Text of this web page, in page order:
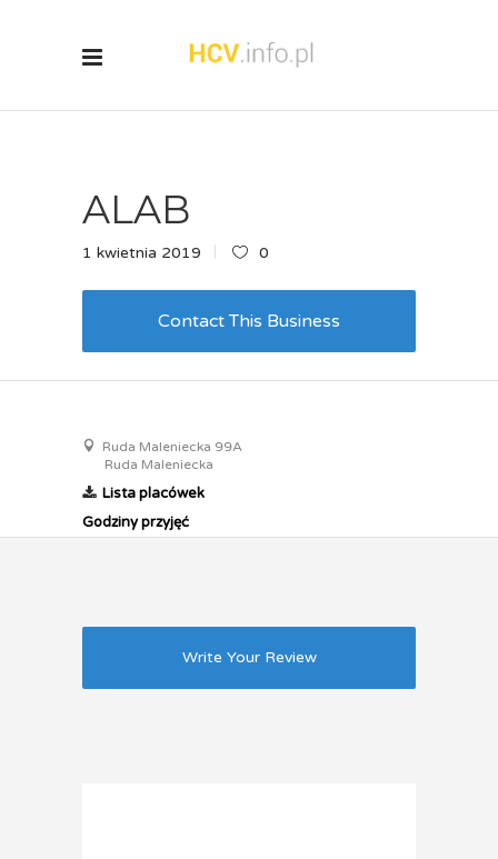
ALAB
1 kwietnia 2019 0
Contact This Business
Ruda Maleniecka 99A
Ruda Maleniecka
Lista placówek
Godziny przyjęć
Write Your Review